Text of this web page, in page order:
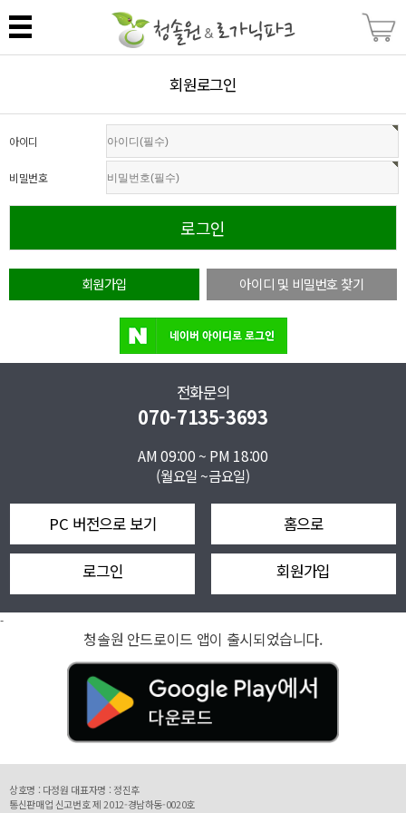
회원로그인
아이디
비밀번호
회원가입 아이디 및 비밀번호 찾기
전화문의
070-7135-3693
AM 09:00 ~ PM 18:00
(월요일 ~금요일)
PC 버전으로 보기 홈으로
로그인 회원가입
-
청솔원 안드로이드 앱이 출시되었습니다.
상호명 : 다정원 대표자명 : 정진후
통신판매업 신고번호 제 2012-경남하동-0020호